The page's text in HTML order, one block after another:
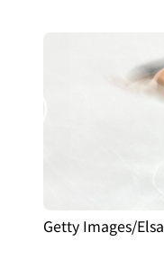
Getty Images/Elsa